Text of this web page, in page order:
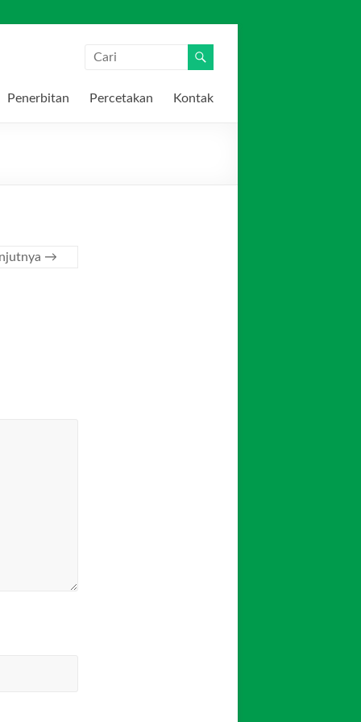
Penerbitan Percetakan Kontak
→